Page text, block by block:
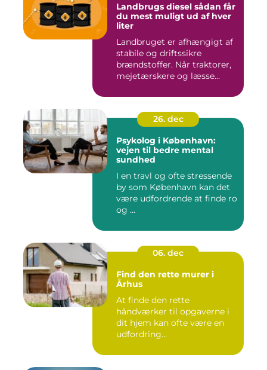
Landbrugs diesel sådan får
du mest muligt ud af hver
liter
Landbruget er afhængigt af
stabile og driftssikre
brændstoffer. Når traktorer,
mejetærskere og læsse...
26. dec
Psykolog i København:
vejen til bedre mental
sundhed
I en travl og ofte stressende
by som København kan det
være udfordrende at finde ro
og ...
06. dec
Find den rette murer i
Århus
At finde den rette
håndværker til opgaverne i
dit hjem kan ofte være en
udfordring...